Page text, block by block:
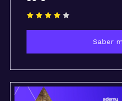
Saber